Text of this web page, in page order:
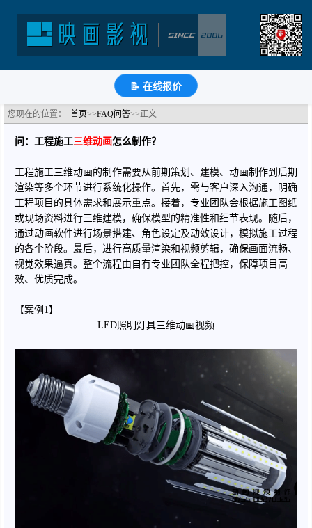
📝 在线报价
工程施工三维动画怎么拍？
分类：FAQ问答 浏览：59次 更新时间：2026-06-24
微 知
您现在的位置： 首页>>FAQ问答>>正文
问：工程施工三维动画怎么制作？
工程施工三维动画的制作需要从前期策划、建模、动画制作到后期
渲染等多个环节进行系统化操作。首先，需与客户深入沟通，明确
工程项目的具体需求和展示重点。接着，专业团队会根据施工图纸
或现场资料进行三维建模，确保模型的精准性和细节表现。随后，
通过动画软件进行场景搭建、角色设定及动效设计，模拟施工过程
的各个阶段。最后，进行高质量渲染和视频剪辑，确保画面流畅、
视觉效果逼真。整个流程由自有专业团队全程把控，保障项目高
效、优质完成。
【案例1】
LED照明灯具三维动画视频